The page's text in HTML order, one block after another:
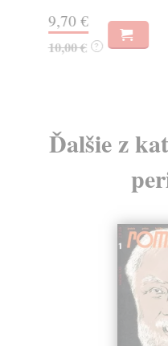
9,70 €
10,00 € ?
Ďalšie z